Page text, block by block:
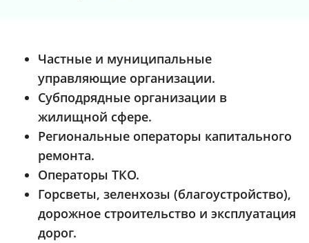
Частные и муниципальные
управляющие организации.
Субподрядные организации в
жилищной сфере.
Региональные операторы капитального
ремонта.
Операторы ТКО.
Горсветы, зеленхозы (благоустройство),
дорожное строительство и эксплуатация
дорог.